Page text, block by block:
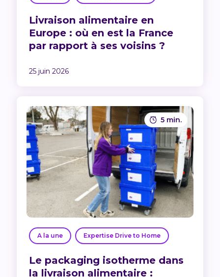
Livraison alimentaire en
Europe : où en est la France
par rapport à ses voisins ?
25 juin 2026
5 min.
A la une Expertise Drive to Home
Le packaging isotherme dans
la livraison alimentaire :